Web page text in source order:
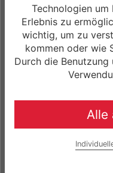
Technologien um
Erlebnis zu
wichtig, um zu
kommen oder wie
Durch die Benutzung
Alle